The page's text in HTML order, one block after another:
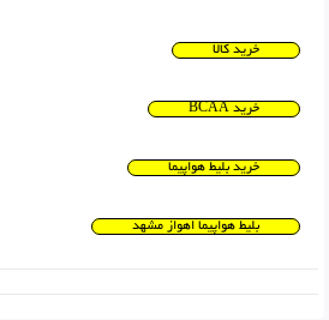
خرید کالا
خرید BCAA
خرید بلیط هواپیما
بلیط هواپیما اهواز مشهد